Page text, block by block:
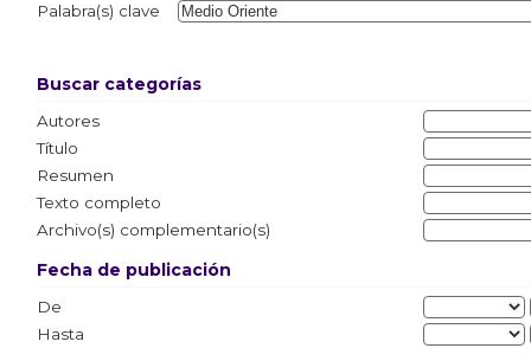
Palabra(s) clave
Buscar categorías
Autores
Título
Resumen
Texto completo
Archivo(s) complementario(s)
Fecha de publicación
De
Hasta